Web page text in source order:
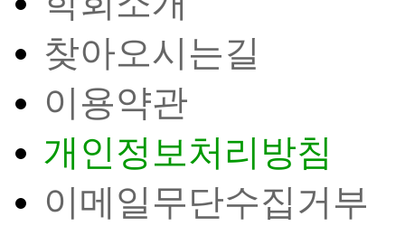
찾아오시는길
이용약관
개인정보처리방침
이메일무단수집거부